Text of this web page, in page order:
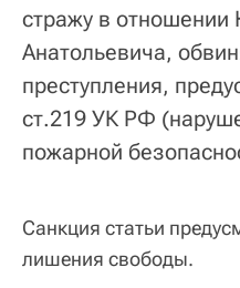
стражу в отношении
Анатольевича,
преступления,
ст.219 УК РФ
пожарной
Санкция статьи
лишения свободы.